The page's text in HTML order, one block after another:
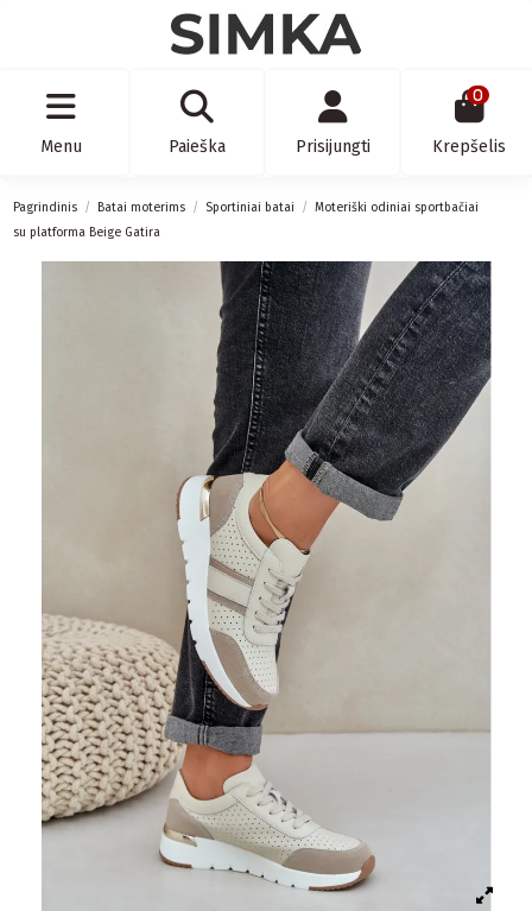
Menu Paieška Prisijungti
0
Krepšelis
Pagrindinis Batai moterims Sportiniai batai
Moteriški odiniai sportbačiai
su platforma Beige Gatira